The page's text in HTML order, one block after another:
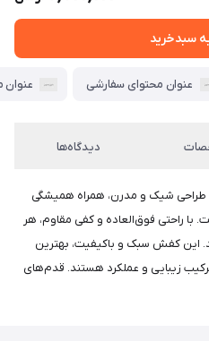
سبدخرید
عنوان محتوای سفارشی عنوان
دیدگاه‌ها
شیک و مدرن، همراه همیشگی
با راحتی فوق‌العاده و کفی مقاوم، هر
این کفش سبک و باکیفیت، بهترین
زیبایی و عملکرد هستند. قدم‌های